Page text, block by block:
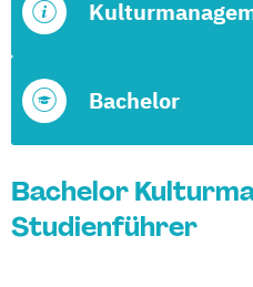
Bachelor
Bachelor
Studienführer